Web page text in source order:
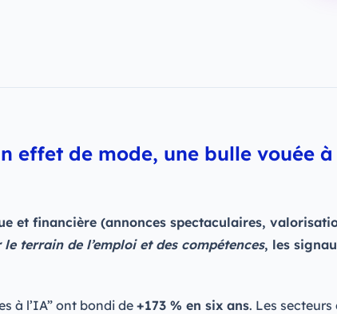
effet de mode, une bulle vouée à
et financière (annonces spectaculaires,
le terrain de l’emploi et des compétences, les
à l’IA” ont bondi de +173 % en six ans. Les secteurs